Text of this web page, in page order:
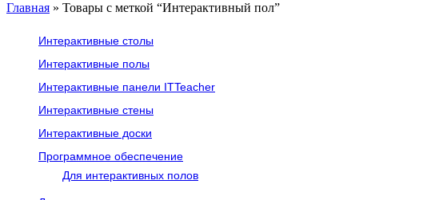
Главная » Товары с меткой “Интерактивный пол”
Интерактивные столы
Интерактивные полы
Интерактивные панели ITTeacher
Интерактивные стены
Интерактивные доски
Программное обеспечение
Для интерактивных полов